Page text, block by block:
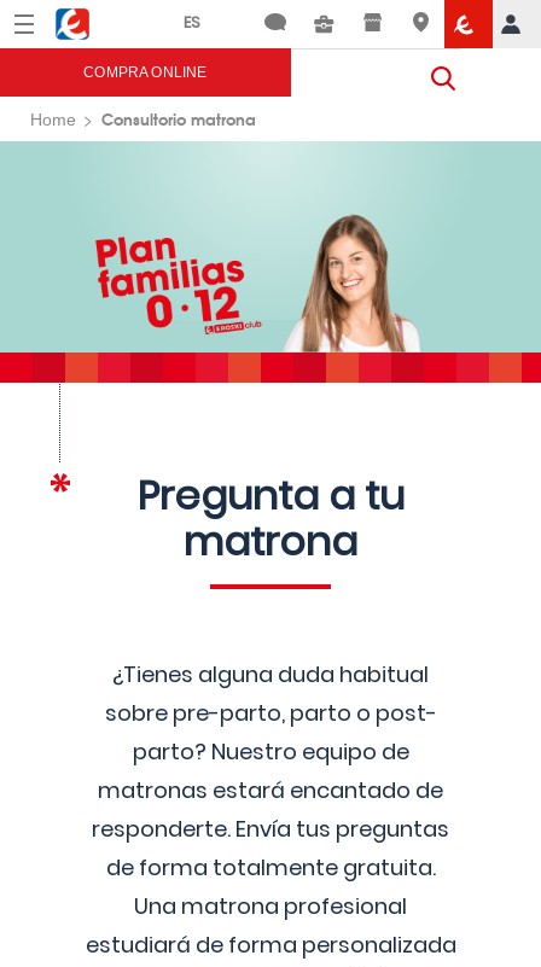
Menú Eroski
COMPRA ONLINE
Home Consultorio matrona
Pregunta a tu
matrona
¿Tienes alguna duda habitual
sobre pre-parto, parto o post-
parto? Nuestro equipo de
matronas estará encantado de
responderte. Envía tus preguntas
de forma totalmente gratuita.
Una matrona profesional
estudiará de forma personalizada